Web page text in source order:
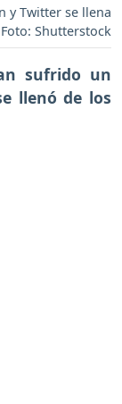
y Twitter se llena
Shutterstock
sufrido un
llenó de los